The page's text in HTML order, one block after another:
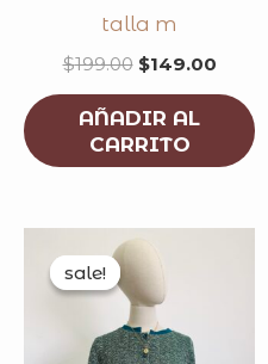
talla m
$199.00 $149.00
AÑADIR AL
CARRITO
sale!
sale!
was:
$200.00.